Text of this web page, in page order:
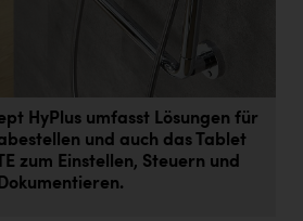
HyPlus umfasst Lösungen für
und auch das Tablet
zum Einstellen, Steuern und